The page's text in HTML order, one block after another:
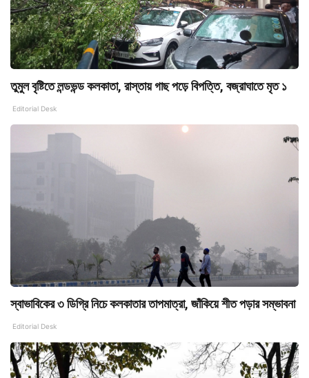
তুমুল বৃষ্টিতে লন্ডভন্ড কলকাতা, রাস্তায় গাছ পড়ে বিপত্তি, বজ্রাঘাতে মৃত ১
Editorial Desk
স্বাভাবিকের ৩ ডিগ্রি নিচে কলকাতার তাপমাত্রা, জাঁকিয়ে শীত পড়ার সম্ভাবনা
Editorial Desk